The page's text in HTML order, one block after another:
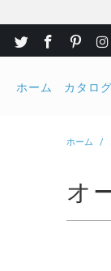
ホーム カタログ
ホーム /
オ